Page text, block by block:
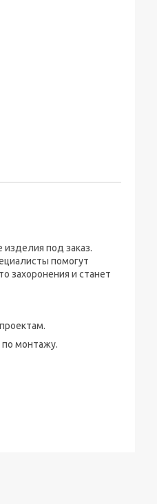
под заказ.
помогут
захоронения и станет
по монтажу.